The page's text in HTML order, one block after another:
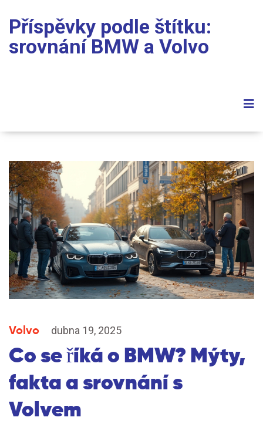
Příspěvky podle štítku:
srovnání BMW a Volvo
Volvo dubna 19, 2025
Co se říká o BMW? Mýty,
fakta a srovnání s
Volvem